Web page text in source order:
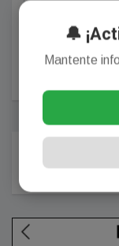
POSTEAR
🔔
Mantente